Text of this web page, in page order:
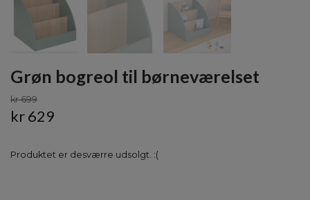
Grøn bogreol til børneværelset
kr 699
kr 629
Produktet er desværre udsolgt. :(